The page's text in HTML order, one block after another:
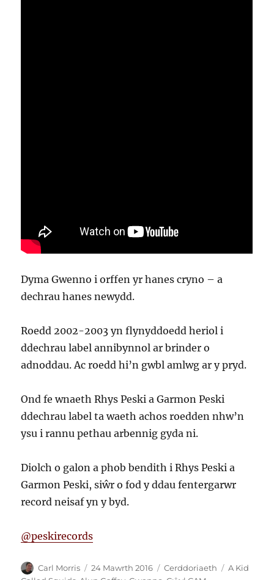
Dyma Gwenno i orffen yr hanes cryno – a
dechrau hanes newydd.
Roedd 2002-2003 yn flynyddoedd heriol i
ddechrau label annibynnol ar brinder o
adnoddau. Ac roedd hi’n gwbl amlwg ar y pryd.
Ond fe wnaeth Rhys Peski a Garmon Peski
ddechrau label ta waeth achos roedden nhw’n
ysu i rannu pethau arbennig gyda ni.
Diolch o galon a phob bendith i Rhys Peski a
Garmon Peski, siŵr o fod y ddau fentergarwr
record neisaf yn y byd.
@peskirecords
Awdur
Carl Morris
Cofnodwyd
24 Mawrth 2016 Categorïau
Cerddoriaeth Tagiau
A Kid